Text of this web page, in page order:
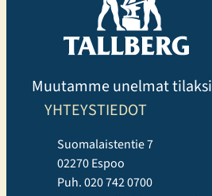
Muutamme unelmat tilaksi
YHTEYSTIEDOT
Suomalaistentie 7
02270 Espoo
Puh. 020 742 0700